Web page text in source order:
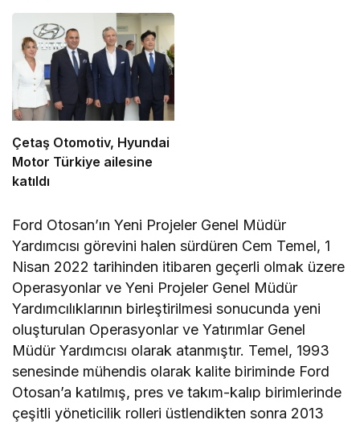
Çetaş Otomotiv, Hyundai
Motor Türkiye ailesine
katıldı
Ford Otosan’ın Yeni Projeler Genel Müdür
Yardımcısı görevini halen sürdüren Cem Temel, 1
Nisan 2022 tarihinden itibaren geçerli olmak üzere
Operasyonlar ve Yeni Projeler Genel Müdür
Yardımcılıklarının birleştirilmesi sonucunda yeni
oluşturulan Operasyonlar ve Yatırımlar Genel
Müdür Yardımcısı olarak atanmıştır. Temel, 1993
senesinde mühendis olarak kalite biriminde Ford
Otosan’a katılmış, pres ve takım-kalıp birimlerinde
çeşitli yöneticilik rolleri üstlendikten sonra 2013